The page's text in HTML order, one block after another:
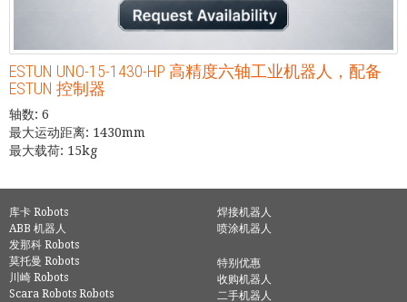
ESTUN UNO-15-1430-HP 高精度六轴工业机器人，配备
ESTUN 控制器
轴数: 6
最大运动距离: 1430mm
最大载荷: 15kg
库卡 Robots
ABB 机器人
发那科 Robots
莫托曼 Robots
川崎 Robots
Scara Robots Robots
焊接机器人
喷涂机器人
特别优惠
收购机器人
二手机器人